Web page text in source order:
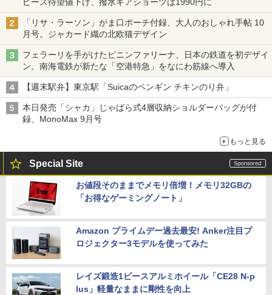
ピース待望値下げ、撥水ギアショーツは1990円に
「リサ・ラーソン」がま口ポーチ付録、大人のおしゃれ手帖 10
月号。ジャカード織の北欧猫デザイン
フェラーリを手がけたピニンファリーナ、日本の鉄道を初デザイ
ン。南海電鉄が新たな「空港特急」をなにわ筋線へ導入
【週末駅弁】東京駅「Suicaのペンギン チキンのり弁」
本日発売「シャカ」じゃばら式4層収納ショルダーバッグが付
録、MonoMax 9月号
もっと見る
Special Site
お値段そのままでメモリ倍増！メモリ32GBの
「お得なゲーミングノート」
Amazon プライムデー過去最安! Anker注目プ
ロジェクター3モデルを使ってみた
レイズ鍛造1ピースアルミホイール「CE28 N-p
lus」軽量なままに剛性を向上